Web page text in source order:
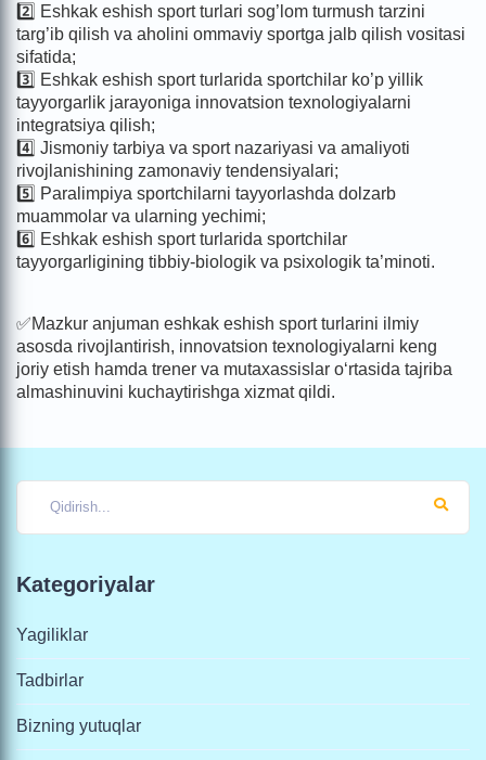
2️⃣ Eshkak eshish sport turlari sog’lom turmush tarzini
targ’ib qilish va aholini ommaviy sportga jalb qilish vositasi
sifatida;
3️⃣ Eshkak eshish sport turlarida sportchilar ko’p yillik
tayyorgarlik jarayoniga innovatsion texnologiyalarni
integratsiya qilish;
4️⃣ Jismoniy tarbiya va sport nazariyasi va amaliyoti
rivojlanishining zamonaviy tendensiyalari;
5️⃣ Paralimpiya sportchilarni tayyorlashda dolzarb
muammolar va ularning yechimi;
6️⃣ Eshkak eshish sport turlarida sportchilar
tayyorgarligining tibbiy-biologik va psixologik ta’minoti.
✅Mazkur anjuman eshkak eshish sport turlarini ilmiy
asosda rivojlantirish, innovatsion texnologiyalarni keng
joriy etish hamda trener va mutaxassislar o‘rtasida tajriba
almashinuvini kuchaytirishga xizmat qildi.
Kategoriyalar
Yagiliklar
Tadbirlar
Bizning yutuqlar